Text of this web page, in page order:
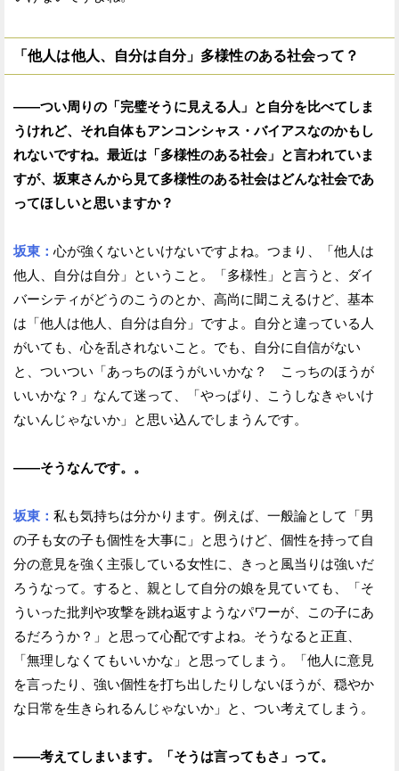
「他人は他人、自分は自分」多様性のある社会って？
——つい周りの「完璧そうに見える人」と自分を比べてしま
うけれど、それ自体もアンコンシャス・バイアスなのかもし
れないですね。最近は「多様性のある社会」と言われていま
すが、坂東さんから見て多様性のある社会はどんな社会であ
ってほしいと思いますか？
坂東： 心が強くないといけないですよね。つまり、「他人は
他人、自分は自分」ということ。「多様性」と言うと、ダイ
バーシティがどうのこうのとか、高尚に聞こえるけど、基本
は「他人は他人、自分は自分」ですよ。自分と違っている人
がいても、心を乱されないこと。でも、自分に自信がない
と、ついつい「あっちのほうがいいかな？ こっちのほうが
いいかな？」なんて迷って、「やっぱり、こうしなきゃいけ
ないんじゃないか」と思い込んでしまうんです。
——そうなんです。。
坂東： 私も気持ちは分かります。例えば、一般論として「男
の子も女の子も個性を大事に」と思うけど、個性を持って自
分の意見を強く主張している女性に、きっと風当りは強いだ
ろうなって。すると、親として自分の娘を見ていても、「そ
ういった批判や攻撃を跳ね返すようなパワーが、この子にあ
るだろうか？」と思って心配ですよね。そうなると正直、
「無理しなくてもいいかな」と思ってしまう。「他人に意見
を言ったり、強い個性を打ち出したりしないほうが、穏やか
な日常を生きられるんじゃないか」と、つい考えてしまう。
——考えてしまいます。「そうは言ってもさ」って。